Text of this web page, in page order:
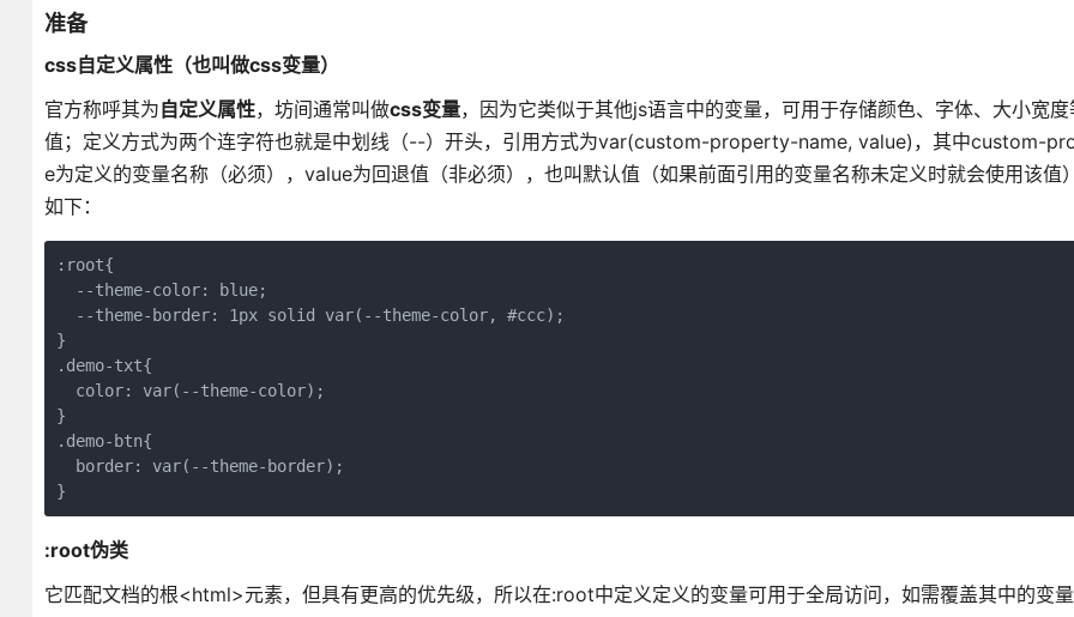
准备
css自定义属性（也叫做css变量）
官方称呼其为自定义属性，坊间通常叫做css变量，因为它类似于其他js语言中的变量，可用于存储颜色、字体、大小宽
值；定义方式为两个连字符也就是中划线（--）开头，引用方式为var(custom-property-name, value)，其中custom-
e为定义的变量名称（必须），value为回退值（非必须），也叫默认值（如果前面引用的变量名称未定义时就会使用该值
如下：
:root{
  --theme-color: blue;
  --theme-border: 1px solid var(--theme-color, #ccc);
}
.demo-txt{
  color: var(--theme-color);
}
.demo-btn{
  border: var(--theme-border);
}
:root伪类
它匹配文档的根<html>元素，但具有更高的优先级，所以在:root中定义定义的变量可用于全局访问，如需覆盖其中的变